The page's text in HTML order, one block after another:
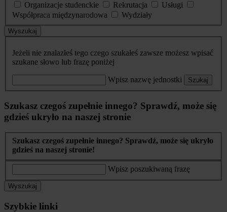
Organizacje studenckie
Rekrutacja
Usługi
Współpraca międzynarodowa
Wydziały
Wyszukaj
Jeżeli nie znalazłeś tego czego szukałeś zawsze możesz wpisać
szukane słowo lub frazę poniżej
Wpisz nazwę jednostki Szukaj
Szukasz czegoś zupełnie innego? Sprawdź, może się
gdzieś ukryło na naszej stronie
Szukasz czegoś zupełnie innego? Sprawdź, może się ukryło
gdzieś na naszej stronie!
Wpisz poszukiwaną frazę
Wyszukaj
Szybkie linki